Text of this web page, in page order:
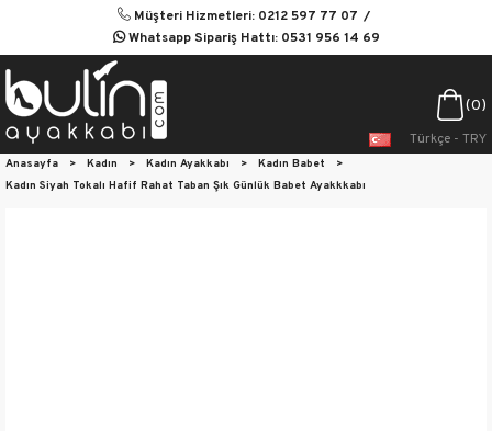
Müşteri Hizmetleri: 0212 597 77 07
Whatsapp Sipariş Hattı: 0531 956 14 69
0
Türkçe - TRY
Anasayfa > Kadın > Kadın Ayakkabı > Kadın Babet
>
Kadın Siyah Tokalı Hafif Rahat Taban Şık Günlük Babet Ayakkkabı